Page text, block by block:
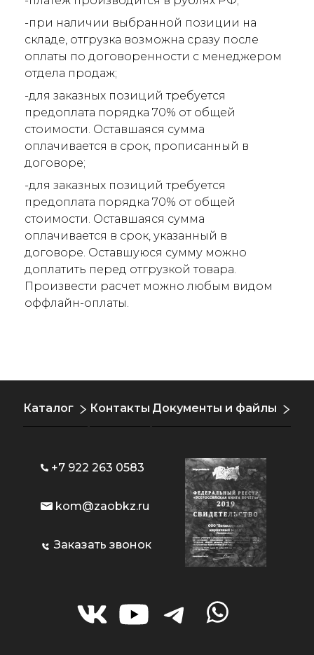
-при наличии выбранной позиции на
складе, отгрузка возможна сразу после
оплаты по договоренности с менеджером
отдела продаж;
-для заказных позиций требуется
предоплата порядка 70% от общей
стоимости. Оставшаяся сумма
оплачивается в срок, прописанный в
договоре;
-для заказных позиций требуется
предоплата порядка 70% от общей
стоимости. Оставшаяся сумма
оплачивается в срок, указанный в
договоре. Оставшуюся сумму можно
доплатить перед отгрузкой товара.
Произвести расчет можно любым видом
оффлайн-оплаты.
Каталог Контакты Документы и файлы
+7 922 263 0583
kom@zaobkz.ru
Заказать звонок